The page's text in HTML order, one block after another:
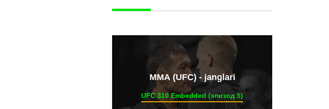
ММА (UFC) - janglari
UFC 310 Embedded (эпизод 5)